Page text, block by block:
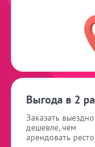
Выгода в 2
Заказать
дешевле, чем
арендовать